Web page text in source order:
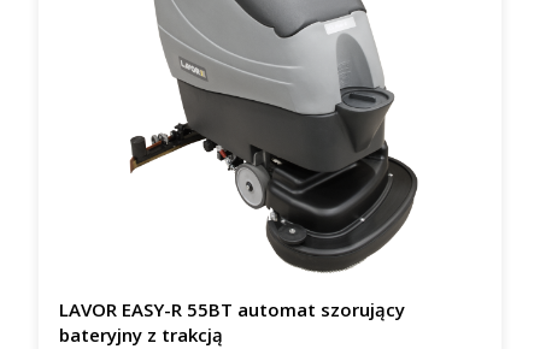
LAVOR EASY-R 55BT automat szorujący
bateryjny z trakcją